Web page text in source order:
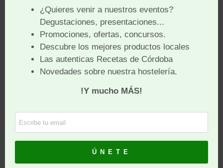
Finca San José
Por su parte, laAlmazara Oro del Desierto, ubicada
en Almería, ha sido reconocida como la más
su compromiso con la producción ecológica. La
renovable con la instalación de paneles solares y
adopta un enfoque de «km 0», utilizando aceitunas de
una finca cercana de la misma propiedad, reduciendo
así la huella de carbono.